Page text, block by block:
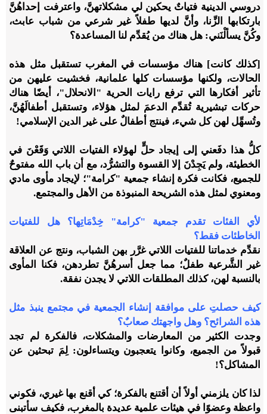
دروسي الدينية فتياتٌ يحكين لي مشكلاتهنَّ، واعترفت إحداهُنَّ
بارتكابها الزِّنا، وأنَّ لديها طفلاً غير شرعي من شباب عابث،
وكُنَّ يسألْنَني: هل هناك من يُقدِّم لنا المساعدة؟
[كذلك كانت] هناك مؤسسات في المغرب تستقبل مثل هذه
الحالات، ولكنها مؤسسات كلها علمانية، فخشيت عليهن من
تأثير أفكارها التي ترفع رايات الحرية "الانحلال"، أيضًا هناك
حركات تبشيرية تُقدِّم الدعمَ لمثل هؤلاء، وتستقبل أطفالَهُنَّ،
وتُسهِّل لهن كل شيء، فينتج أطفالٌ على غير الدين الإسلامي!
كلُّ هذا دفَعني إلى إيجاد حلٍّ لهؤلاء الفتيات اللاتي وَقَعْنَ في
الخطيئة، ولم يَجِدْنَ إلا القسوة والتشرُّد، مع أن باب الله مفتوحٌ
للجميع، فكانت فكرة إنشاء جمعية "كرامة"؛ لإيجاد مأوى مادي
ومعنوي لمثل هذه الشريحة المنبوذة من الأهل والمجتمع.
لأي الفئات تقدم جمعية "كرامة" خِدْمَاتِها؟ هل للفتيات
الخاطئات فقط؟
نقدِّم خدماتنا للفتيات اللاتي غرَّر بهن الشباب، ونتج عن العلاقة
غير الشَّرعية طفلٌ؛ مما جعل أسرهُنَّ تطردهن، فكنا المأوى
بالنسبة لهن، كذلك المطلقات اللاتي لا يجدن نفقة.
كيف حصلتِ على موافقة إنشاء الجمعية في مجتمع ينبذ مثل
هذه الشرائح؟ وهل واجهتك صعابٌ؟
وجدت الكثير من المعارضات والمشكلات، فالفكرة لم تجد
قبولاً من الجميع، وكانوا يتعجبون ويتساءلون: لِمَ تبحثين عن
المشاكل؟!
لذا كان يلزمني أولاً أن أقتنع بالفكرة؛ كي أقنع بها غيري، فكوني
واعظة وعضوًا في هيئات علمية عديدة بالمغرب، فكيف سأتبنى